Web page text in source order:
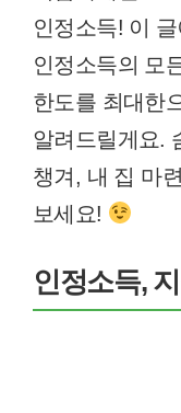
인정소득! 이
인정소득의 모
한도를 최대한
알려드릴게요.
챙겨, 내 집 마
보세요!
인정소득,